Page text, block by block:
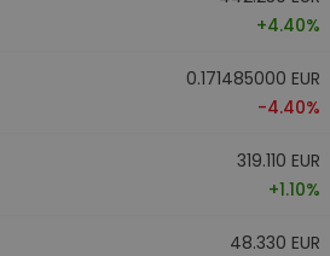
+4.40%
0.171485000 EUR
-4.40%
319.110 EUR
+1.10%
48.330 EUR